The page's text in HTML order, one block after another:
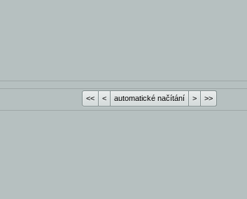
<< < automatické načítání > >>